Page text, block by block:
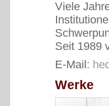
Viele
S
Seit 1989
E-Mail:
Werke